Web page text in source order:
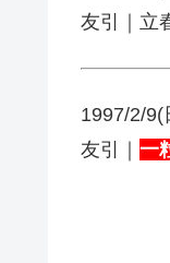
友引｜立
1997/2/9(
友引｜ 一